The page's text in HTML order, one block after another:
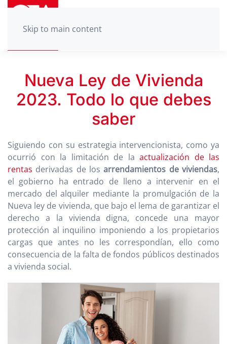
Skip to main content
Nueva Ley de Vivienda
2023. Todo lo que debes
saber
Siguiendo con su estrategia intervencionista, como ya
ocurrió con la limitación de la actualización de las
rentas derivadas de losarrendamientos de viviendas,
el gobierno ha entrado de lleno a intervenir en el
mercado del alquiler mediante la promulgación de la
Nueva ley de vivienda, que bajo el lema de garantizar el
derecho a la vivienda digna, concede una mayor
protección al inquilino imponiendo a los propietarios
cargas que antes no les correspondían, ello como
consecuencia de la falta de fondos públicos destinados
a vivienda social.